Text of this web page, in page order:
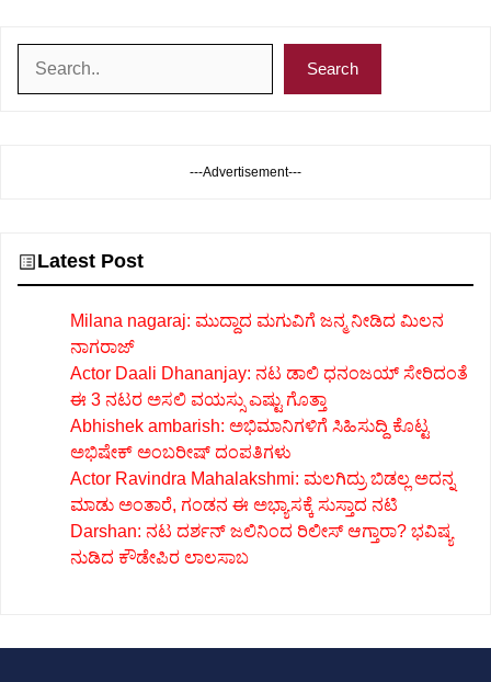
Search
---Advertisement---
Latest Post
Milana nagaraj: ಮುದ್ದಾದ ಮಗುವಿಗೆ ಜನ್ಮ ನೀಡಿದ ಮಿಲನ
ನಾಗರಾಜ್
Actor Daali Dhananjay: ನಟ ಡಾಲಿ ಧನಂಜಯ್ ಸೇರಿದಂತೆ
ಈ 3 ನಟರ ಅಸಲಿ ವಯಸ್ಸು ಎಷ್ಟು ಗೊತ್ತಾ
Abhishek ambarish: ಅಭಿಮಾನಿಗಳಿಗೆ ಸಿಹಿಸುದ್ದಿ ಕೊಟ್ಟ
ಅಭಿಷೇಕ್ ಅಂಬರೀಷ್ ದಂಪತಿಗಳು
Actor Ravindra Mahalakshmi: ಮಲಗಿದ್ರು ಬಿಡಲ್ಲ ಅದನ್ನ
ಮಾಡು ಅಂತಾರೆ, ಗಂಡನ ಈ ಅಭ್ಯಾಸಕ್ಕೆ ಸುಸ್ತಾದ ನಟಿ
Darshan: ನಟ ದರ್ಶನ್ ಜಲಿನಿಂದ ರಿಲೀಸ್ ಆಗ್ತಾರಾ? ಭವಿಷ್ಯ
ನುಡಿದ ಕೌಡೇಪಿರ ಲಾಲಸಾಬ